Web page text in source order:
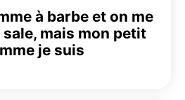
à barbe et on me
sale, mais mon petit
je suis